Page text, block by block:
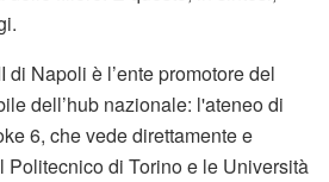
di Napoli è l’ente promotore del
dell’hub nazionale: l'ateneo di
6, che vede direttamente e
Politecnico di Torino e le Università